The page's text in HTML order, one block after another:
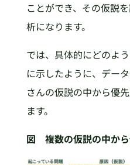
ことができ、その仮説
析になります。
では、具体的にどのよ
に示したように、デー
さんの仮説の中から優
ます。
図 複数の仮説の中か